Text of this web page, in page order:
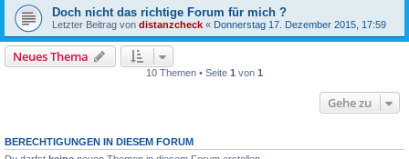
Doch nicht das richtige Forum für mich ?
Letzter Beitrag von distanzcheck « Donnerstag 17. Dezember 2015, 17:59
Neues Thema
10 Themen • Seite 1 von 1
Gehe zu
BERECHTIGUNGEN IN DIESEM FORUM